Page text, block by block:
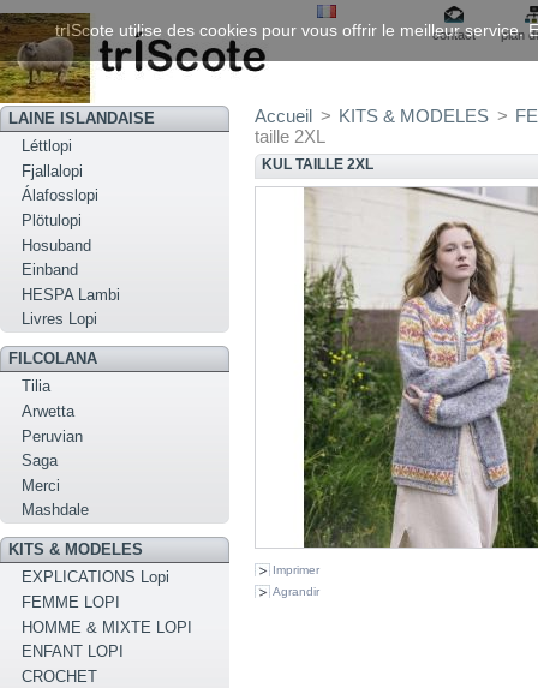
contact plan
LAINE ISLANDAISE
Léttlopi
Fjallalopi
Álafosslopi
Plötulopi
Hosuband
Einband
HESPA Lambi
Livres Lopi
FILCOLANA
Tilia
Arwetta
Peruvian
Saga
Merci
Mashdale
KITS & MODELES
EXPLICATIONS Lopi
FEMME LOPI
HOMME & MIXTE LOPI
ENFANT LOPI
CROCHET
Accueil > KITS & MODELES >
taille 2XL
KUL TAILLE 2XL
Imprimer
Agrandir
trIScote utilise des cookies pour vous offrir le meilleur